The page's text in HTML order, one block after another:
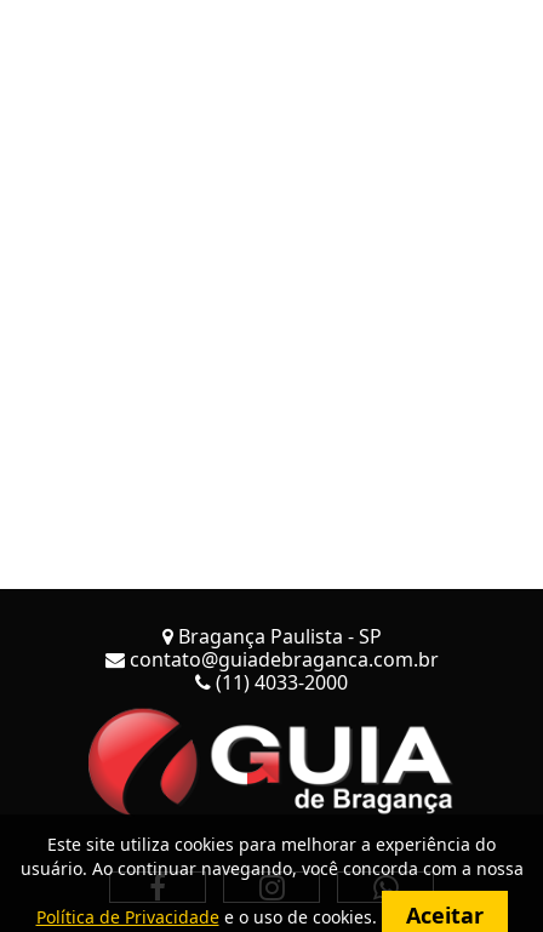
Bragança Paulista - SP
contato@guiadebraganca.com.br
(11) 4033-2000
Este site utiliza cookies para melhorar a experiência do
usuário. Ao continuar navegando, você concorda com a nossa
Política de Privacidadee o uso de cookies. Aceitar